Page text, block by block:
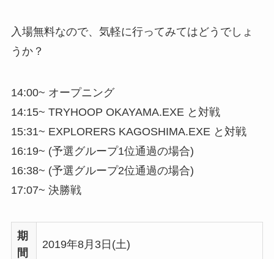
入場無料なので、気軽に行ってみてはどうでしょ
うか？
14:00~ オープニング
14:15~ TRYHOOP OKAYAMA.EXE と対戦
15:31~ EXPLORERS KAGOSHIMA.EXE と対戦
16:19~ (予選グループ1位通過の場合)
16:38~ (予選グループ2位通過の場合)
17:07~ 決勝戦
期
間
2019年8月3日(土)